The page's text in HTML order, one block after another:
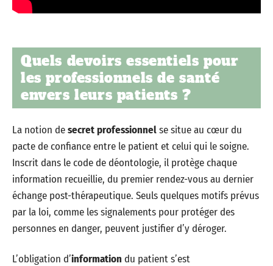
Quels devoirs essentiels pour
les professionnels de santé
envers leurs patients ?
La notion desecret professionnelse situe au cœur du
pacte de confiance entre le patient et celui qui le soigne.
Inscrit dans le code de déontologie, il protège chaque
information recueillie, du premier rendez-vous au dernier
échange post-thérapeutique. Seuls quelques motifs prévus
par la loi, comme les signalements pour protéger des
personnes en danger, peuvent justifier d’y déroger.
L’obligation d’information du patient s’est